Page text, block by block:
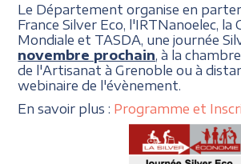
Le Département organise en
France Silver Eco, l'IRTNanoelec, la
Mondiale et TASDA, une journée
novembre prochain , à la
de l'Artisanat à Grenoble ou à
webinaire de l'évènement.
En savoir plus : Programme et